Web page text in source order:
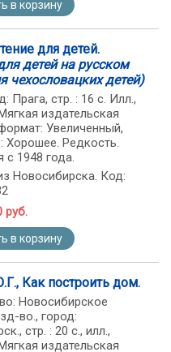
в корзину
для детей.
детей на русском
чехословацких детей)
Прага, стр. : 16 с. Илл.,
издательская
Увеличенный,
Хорошее. Редкость.
с 1948 года.
Новосибирска. Код:
руб.
в корзину
Как построить дом.
Новосибирское
во., город:
стр. : 20 с., илл.,
издательская